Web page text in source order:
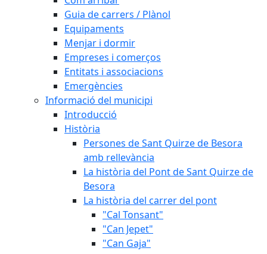
Guia de carrers / Plànol
Equipaments
Menjar i dormir
Empreses i comerços
Entitats i associacions
Emergències
Informació del municipi
Introducció
Història
Persones de Sant Quirze de Besora
amb rellevància
La història del Pont de Sant Quirze de
Besora
La història del carrer del pont
"Cal Tonsant"
"Can Jepet"
"Can Gaja"